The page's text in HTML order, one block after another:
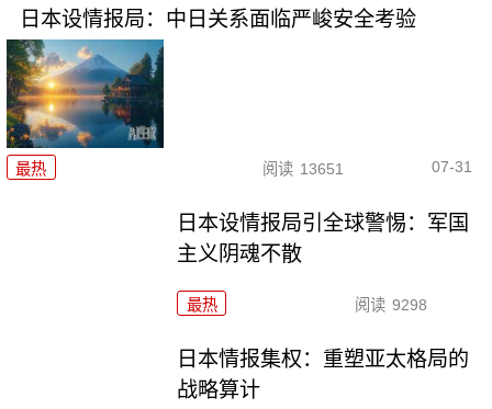
日本设情报局：中日关系面临严峻安全考验
最热 阅读 13651 07-31
日本设情报局引全球警惕：军国
主义阴魂不散
最热 阅读 9298
日本情报集权：重塑亚太格局的
战略算计